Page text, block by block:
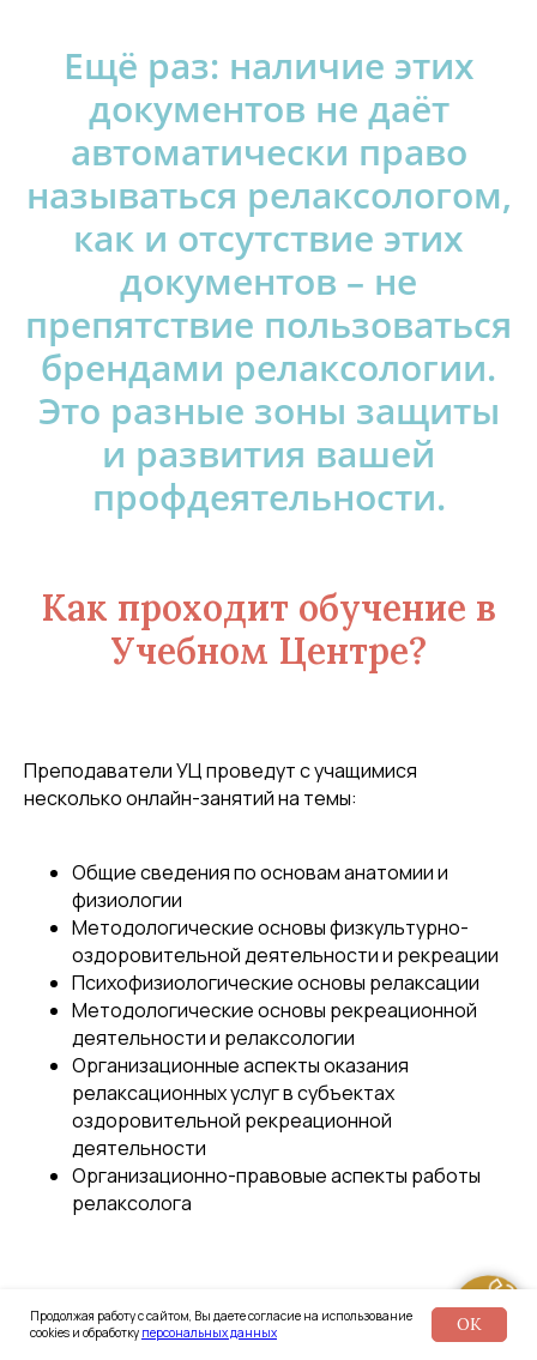
Ещё раз: наличие этих
документов не даёт
автоматически право
называться релаксологом,
как и отсутствие этих
документов – не
препятствие пользоваться
брендами релаксологии.
Это разные зоны защиты
и развития вашей
профдеятельности.
Как проходит обучение в
Учебном Центре?
Преподаватели УЦ проведут с учащимися
несколько онлайн-занятий на темы:
Общие сведения по основам анатомии и
физиологии
Методологические основы физкультурно-
оздоровительной деятельности и рекреации
Психофизиологические основы релаксации
Методологические основы рекреационной
деятельности и релаксологии
Организационные аспекты оказания
релаксационных услуг в субъектах
оздоровительной рекреационной
деятельности
Организационно-правовые аспекты работы
релаксолога
Продолжая работу с сайтом, Вы даете согласие на использование
cookies и обработку персональных данных OK